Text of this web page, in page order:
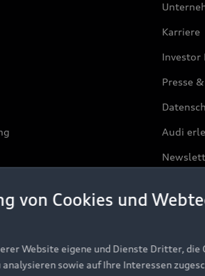
Karriere
Investor
Presse
Audi
von Cookies und
Website eigene und Dienste Dritter, die
analysieren sowie auf Ihre Interessen